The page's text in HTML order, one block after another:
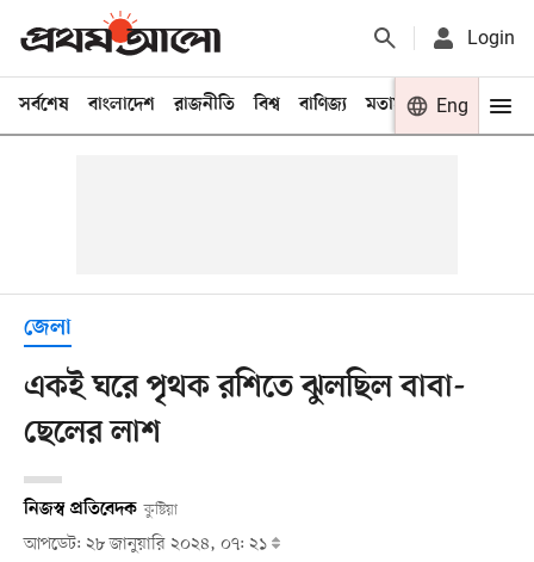
Login
সর্বশেষ বাংলাদেশ রাজনীতি বিশ্ব বাণিজ্য মতামত খেলা
Eng
জেলা
একই ঘরে পৃথক রশিতে ঝুলছিল বাবা-
ছেলের লাশ
নিজস্ব প্রতিবেদক কুষ্টিয়া
আপডেট: ২৮ জানুয়ারি ২০২৪, ০৭: ২১